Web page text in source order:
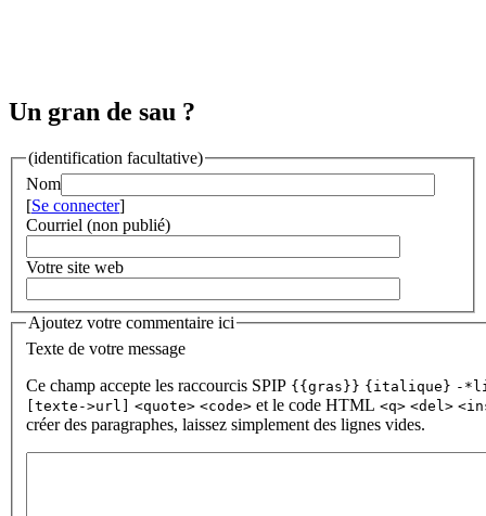
Un gran de sau ?
(identification facultative)
Nom
[Se connecter]
Courriel (non publié)
Votre site web
Ajoutez votre commentaire ici
Texte de votre message
Ce champ accepte les raccourcis SPIP {{gras}} {italique} -
[texte->url] <quote> <code> et le code HTML <q> <del>
créer des paragraphes, laissez simplement des lignes vides.